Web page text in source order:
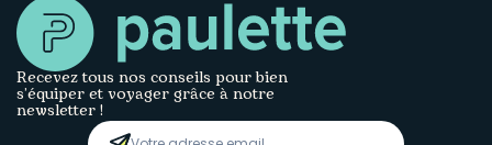
Recevez tous nos conseils pour bien
s’équiper et voyager grâce à notre
newsletter !